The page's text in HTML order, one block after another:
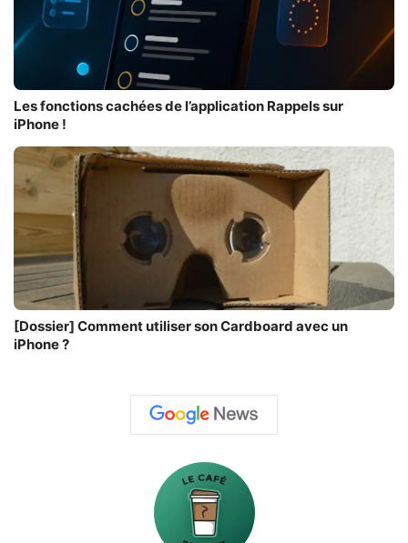
Les fonctions cachées de l’application Rappels sur
iPhone !
[Dossier] Comment utiliser son Cardboard avec un
iPhone ?